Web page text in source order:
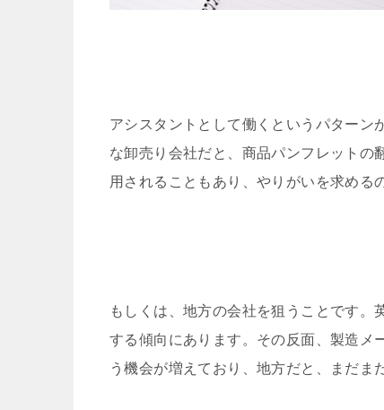
アシスタントとして働くというパターン
な卸売り会社だと、商品パンフレットの
用されることもあり、やりがいを求める
もしくは、地方の会社を狙うことです。
する傾向にあります。その反面、製造メ
う機会が増えており、地方だと、まだま